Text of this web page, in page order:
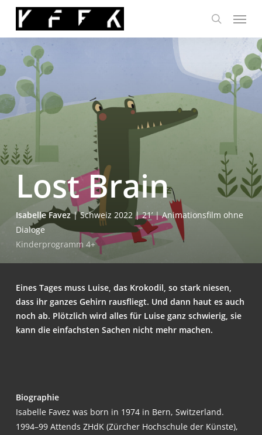
main
content
search
Menu
Lost Brain
Isa­bel­le Favez| Schweiz 2022 | 21’ | Ani­ma­ti­ons­film ohne
Dialoge
Kin­der­pro­gramm 4+
Eines Tages muss Lui­se, das Kro­ko­dil, so stark nie­sen,
dass ihr gan­zes Gehirn raus­fliegt. Und dann haut es auch
noch ab. Plötz­lich wird alles für Lui­se ganz schwie­rig, sie
kann die ein­fachs­ten Sachen nicht mehr machen.
Bio­gra­phie
Isa­bel­le Favez was born in 1974 in Bern, Switz­er­land.
1994–99 Attends ZHdK (Zür­cher Hoch­schu­le der Küns­te),